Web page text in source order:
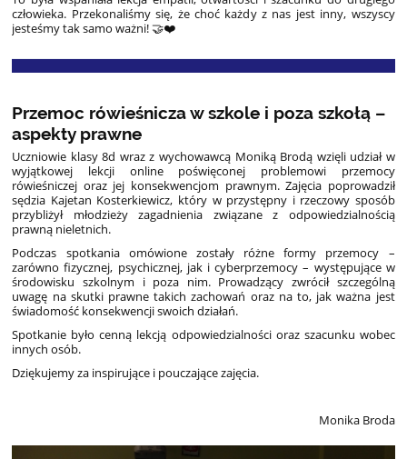
człowieka. Przekonaliśmy się, że choć każdy z nas jest inny, wszyscy
jesteśmy tak samo ważni! 🤝❤️
Przemoc rówieśnicza w szkole i poza szkołą –
aspekty prawne
Uczniowie klasy 8d wraz z wychowawcą Moniką Brodą wzięli udział w
wyjątkowej lekcji online poświęconej problemowi przemocy
rówieśniczej oraz jej konsekwencjom prawnym. Zajęcia poprowadził
sędzia Kajetan Kosterkiewicz, który w przystępny i rzeczowy sposób
przybliżył młodzieży zagadnienia związane z odpowiedzialnością
prawną nieletnich.
Podczas spotkania omówione zostały różne formy przemocy –
zarówno fizycznej, psychicznej, jak i cyberprzemocy – występujące w
środowisku szkolnym i poza nim. Prowadzący zwrócił szczególną
uwagę na skutki prawne takich zachowań oraz na to, jak ważna jest
świadomość konsekwencji swoich działań.
Spotkanie było cenną lekcją odpowiedzialności oraz szacunku wobec
innych osób.
Dziękujemy za inspirujące i pouczające zajęcia.
Monika Broda